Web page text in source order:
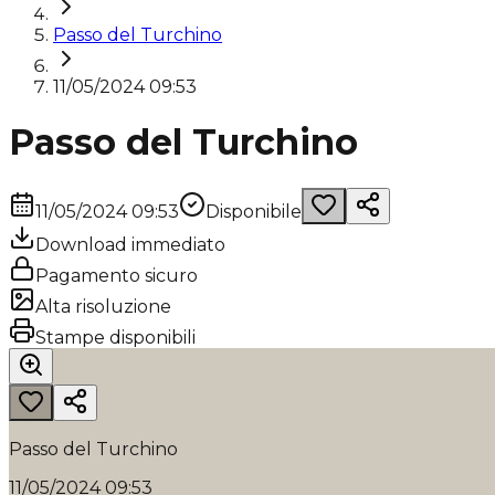
Passo del Turchino
11/05/2024 09:53
Passo del Turchino
11/05/2024 09:53
Disponibile
Download immediato
Pagamento sicuro
Alta risoluzione
Stampe disponibili
Passo del Turchino
11/05/2024 09:53